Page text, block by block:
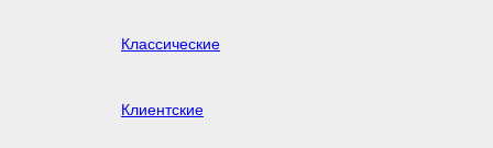
Классические
Клиентские